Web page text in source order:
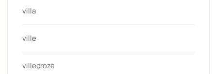
villa
ville
villecroze